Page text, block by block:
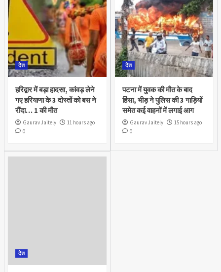
देश
हरिद्वार में बड़ा हादसा, कांवड़ लेने
गए हरियाणा के 3 दोस्तों को बस ने
रौंदा… 1 की मौत
Gaurav Jaitely
11 hours ago
0
देश
पटना में युवक की मौत के बाद
हिंसा, भीड़ ने पुलिस की 3 गाड़ियों
समेत कई वाहनों में लगाई आग
Gaurav Jaitely
15 hours ago
0
देश